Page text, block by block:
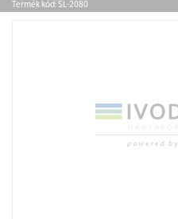
Termék kód: SL-2080